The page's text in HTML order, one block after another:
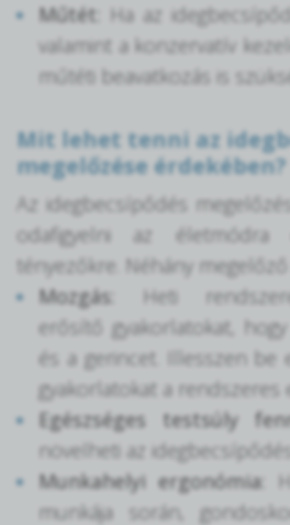
Műtét: Ha az
valamint a konzervatív
műtéti beavatkozás is
Mit lehet tenni az
megelőzése érdekében?
Az idegbecsípődés
odafigyelni az
tényezőkre. Néhány
Mozgás: Heti
erősítő gyakorlatokat,
és a gerincet. Illesszen be
gyakorlatokat a rendszeres
Egészséges testsúly
növelheti az
Munkahelyi ergonómia:
munkája során,